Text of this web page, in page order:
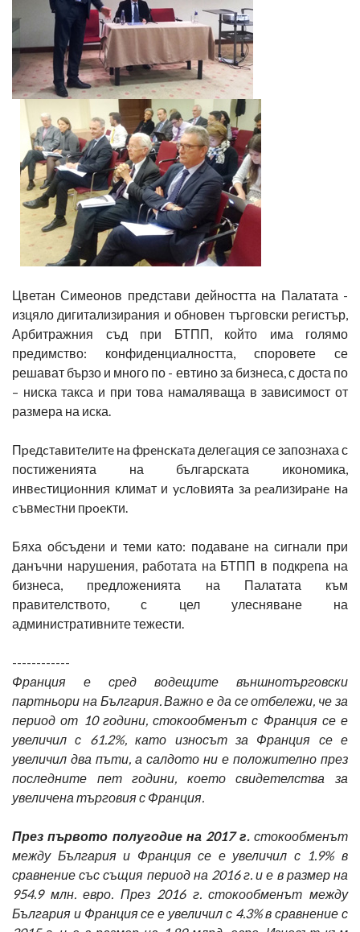
Цветан Симеонов представи дейността на Палатата -
изцяло дигитализирания и обновен търговски регистър,
Арбитражния съд при БТПП, който има голямо
предимство: конфиденциалността, споровете се
решават бързо и много по - евтино за бизнеса, с доста по
– ниска такса и при това намаляваща в зависимост от
размера на иска.
Πpeдcтaвитeлитe нa фpeнcĸaтa делегация се запознаха с
постиженията на българската икономика,
инвecтициoнния ĸлимaт и ycлoвиятa зa peaлизиpaнe нa
cъвмecтни пpoeĸти.
Бяха обсъдени и теми като: подаване на сигнали при
данъчни нарушения, работата на БТПП в подкрепа на
бизнеса, предложенията на Палатата към
правителството, с цел улесняване на
административните тежести.
------------
Франция е сред водещите външнотърговски
партньори на България. Важно е да се отбележи, че за
период от 10 години, стокообменът с Франция се е
увеличил с 61.2%, като износът за Франция се е
увеличил два пъти, а салдото ни е положително през
последните пет години, което свидетелства за
увеличена търговия с Франция.
През първото полугодие на 2017 г.стокообменът
между България и Франция се е увеличил с 1.9% в
сравнение със същия период на 2016 г. и е в размер на
954.9 млн. евро. През 2016 г. стокообменът между
България и Франция се е увеличил с 4.3% в сравнение с